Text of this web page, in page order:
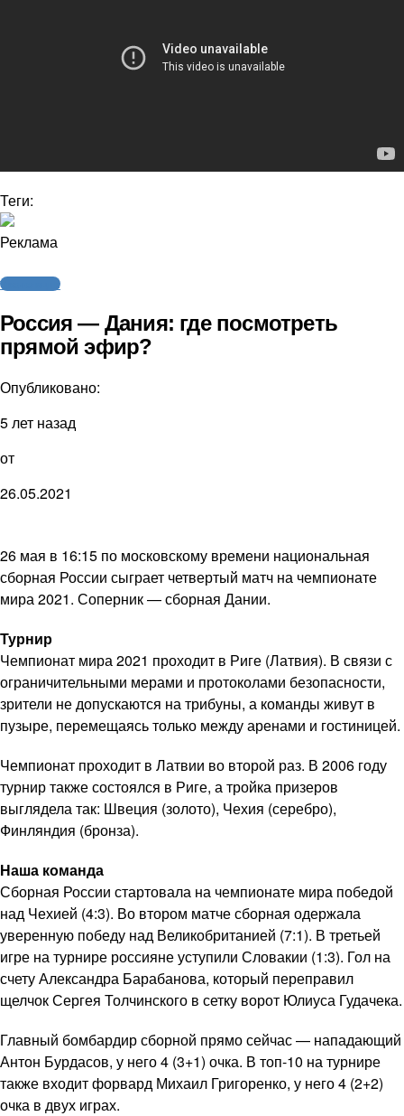
Теги:
Реклама
Трансляции
Россия — Дания: где посмотреть
прямой эфир?
Опубликовано:
5 лет назад
от
26.05.2021
26 мая в 16:15 по московскому времени национальная
сборная России сыграет четвертый матч на чемпионате
мира 2021. Соперник — сборная Дании.
Турнир
Чемпионат мира 2021 проходит в Риге (Латвия). В связи с
ограничительными мерами и протоколами безопасности,
зрители не допускаются на трибуны, а команды живут в
пузыре, перемещаясь только между аренами и гостиницей.
Чемпионат проходит в Латвии во второй раз. В 2006 году
турнир также состоялся в Риге, а тройка призеров
выглядела так: Швеция (золото), Чехия (серебро),
Финляндия (бронза).
Наша команда
Сборная России стартовала на чемпионате мира победой
над Чехией (4:3). Во втором матче сборная одержала
уверенную победу над Великобританией (7:1). В третьей
игре на турнире россияне уступили Словакии (1:3). Гол на
счету Александра Барабанова, который переправил
щелчок Сергея Толчинского в сетку ворот Юлиуса Гудачека.
Главный бомбардир сборной прямо сейчас — нападающий
Антон Бурдасов, у него 4 (3+1) очка. В топ-10 на турнире
также входит форвард Михаил Григоренко, у него 4 (2+2)
очка в двух играх.